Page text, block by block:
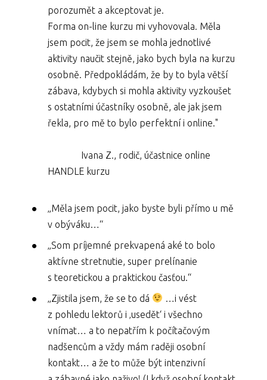
porozumět a akceptovat je.
Forma on-line kurzu mi vyhovovala. Měla
jsem pocit, že jsem se mohla jednotlivé
aktivity naučit stejně, jako bych byla na kurzu
osobně. Předpokládám, že by to byla větší
zábava, kdybych si mohla aktivity vyzkoušet
s ostatními účastníky osobně, ale jak jsem
řekla, pro mě to bylo perfektní i online."
Ivana Z., rodič, účastnice online
HANDLE kurzu
„Měla jsem pocit, jako byste byli přímo u mě
v obýváku…“
„Som príjemné prekvapená aké to bolo
aktívne stretnutie, super prelínanie
s teoretickou a praktickou časťou.“
„Zjistila jsem, že se to dá
…i vést
z pohledu lektorů i ‚usedět‘ i všechno
vnímat… a to nepatřím k počítačovým
nadšencům a vždy mám raději osobní
kontakt… a že to může být intenzivní